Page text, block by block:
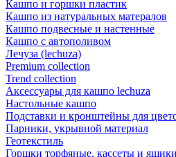
Кашпо и горшки пластик
Кашпо из натуральных матералов
Кашпо подвесные и настенные
Кашпо с автополивом
Лечуза (lechuza)
Premium collection
Trend collection
Аксессуары для кашпо lechuza
Настольные кашпо
Подставки и кронштейны для
Парники, укрывной материал
Геотекстиль
Горшки торфяные, кассеты и